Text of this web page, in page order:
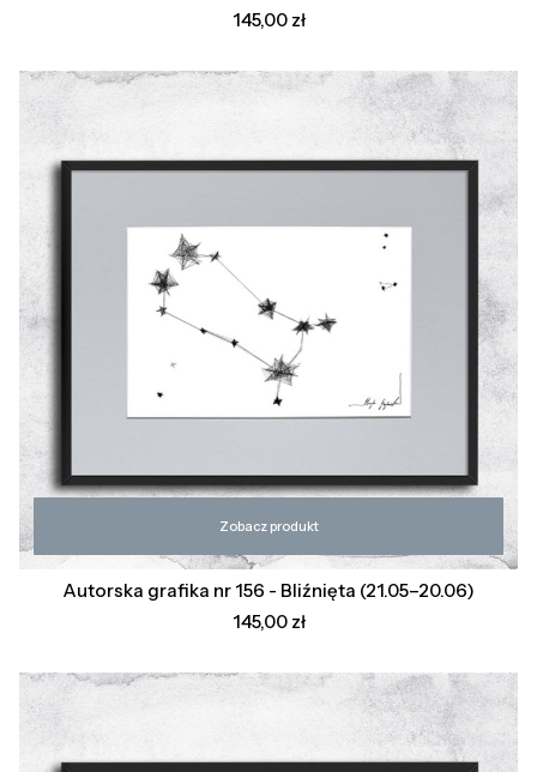
Cena
145,00 zł
Zobacz produkt
Autorska grafika nr 156 - Bliźnięta (21.05–20.06)
Cena
145,00 zł